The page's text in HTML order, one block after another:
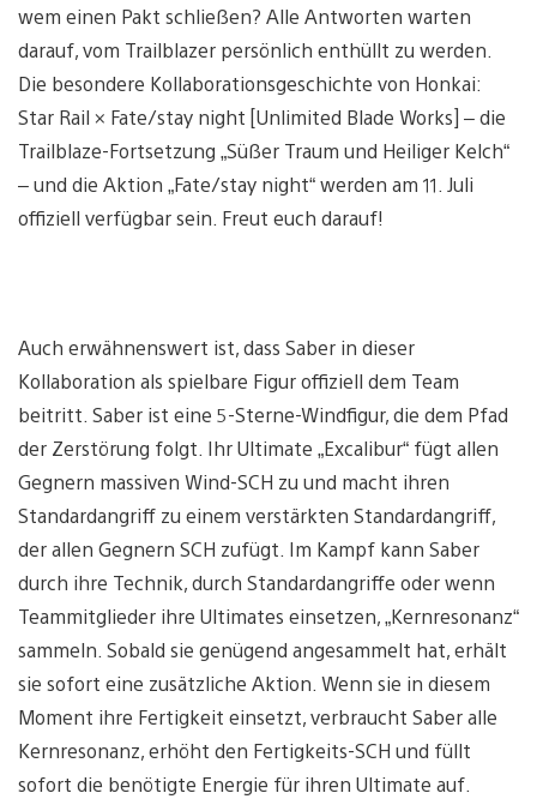
wem einen Pakt schließen? Alle Antworten warten
darauf, vom Trailblazer persönlich enthüllt zu werden.
Die besondere Kollaborationsgeschichte von Honkai:
Star Rail × Fate/stay night [Unlimited Blade Works] – die
Trailblaze-Fortsetzung „Süßer Traum und Heiliger Kelch“
– und die Aktion „Fate/stay night“ werden am 11. Juli
offiziell verfügbar sein. Freut euch darauf!
Auch erwähnenswert ist, dass Saber in dieser
Kollaboration als spielbare Figur offiziell dem Team
beitritt. Saber ist eine 5-Sterne-Windfigur, die dem Pfad
der Zerstörung folgt. Ihr Ultimate „Excalibur“ fügt allen
Gegnern massiven Wind-SCH zu und macht ihren
Standardangriff zu einem verstärkten Standardangriff,
der allen Gegnern SCH zufügt. Im Kampf kann Saber
durch ihre Technik, durch Standardangriffe oder wenn
Teammitglieder ihre Ultimates einsetzen, „Kernresonanz“
sammeln. Sobald sie genügend angesammelt hat, erhält
sie sofort eine zusätzliche Aktion. Wenn sie in diesem
Moment ihre Fertigkeit einsetzt, verbraucht Saber alle
Kernresonanz, erhöht den Fertigkeits-SCH und füllt
sofort die benötigte Energie für ihren Ultimate auf.